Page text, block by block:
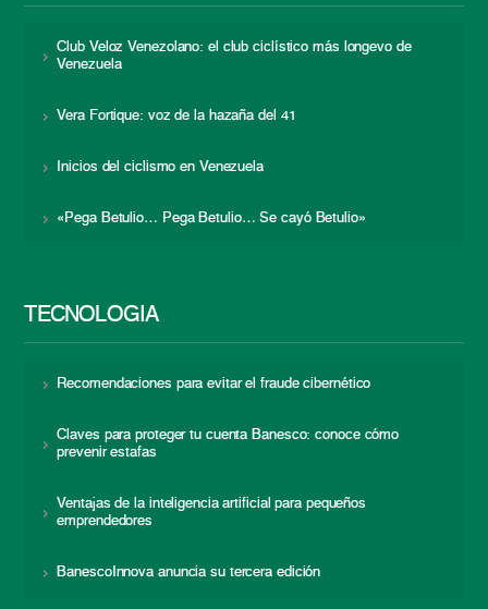
Club Veloz Venezolano: el club ciclístico más longevo de
Venezuela
Vera Fortique: voz de la hazaña del 41
Inicios del ciclismo en Venezuela
«Pega Betulio… Pega Betulio… Se cayó Betulio»
TECNOLOGÍA
Recomendaciones para evitar el fraude cibernético
Claves para proteger tu cuenta Banesco: conoce cómo
prevenir estafas
Ventajas de la inteligencia artificial para pequeños
emprendedores
BanescoInnova anuncia su tercera edición